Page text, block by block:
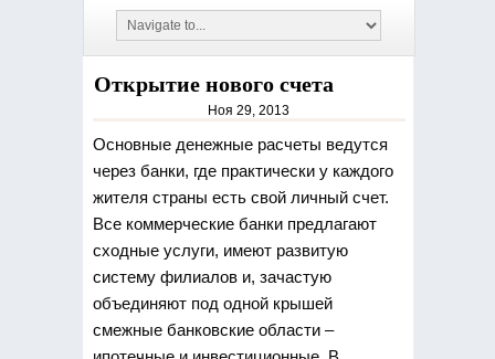
Открытие нового счета
Ноя 29, 2013
Основные денежные расчеты ведутся
через банки, где практически у каждого
жителя страны есть свой личный счет.
Все коммерческие банки предлагают
сходные услуги, имеют развитую
систему филиалов и, зачастую
объединяют под одной крышей
смежные банковские области –